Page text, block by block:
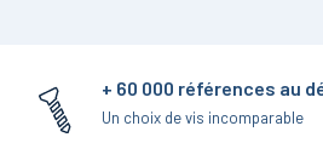
+ 60 000 références au
Un choix de vis incomparable